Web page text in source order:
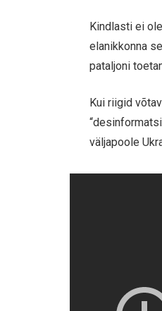
Kindlasti ei
elanikkonna
pataljoni
Kui riigid
väljapoole